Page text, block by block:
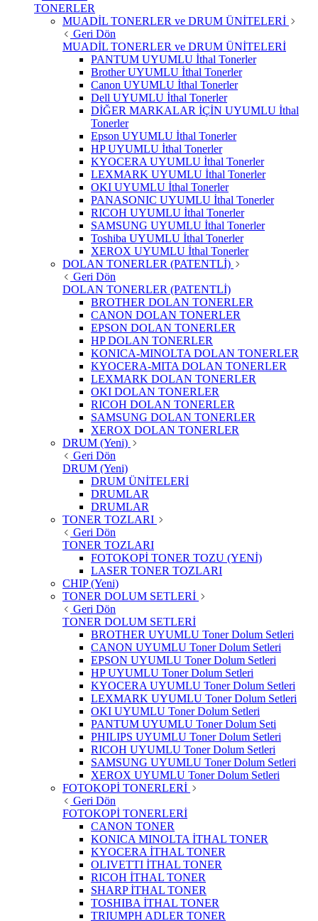
TONERLER
MUADİL TONERLER ve DRUM ÜNİTELERİ
Geri Dön
MUADİL TONERLER ve DRUM ÜNİTELERİ
PANTUM UYUMLU İthal Tonerler
Brother UYUMLU İthal Tonerler
Canon UYUMLU İthal Tonerler
Dell UYUMLU İthal Tonerler
DİĞER MARKALAR İÇİN UYUMLU İthal
Tonerler
Epson UYUMLU İthal Tonerler
HP UYUMLU İthal Tonerler
KYOCERA UYUMLU İthal Tonerler
LEXMARK UYUMLU İthal Tonerler
OKI UYUMLU İthal Tonerler
PANASONIC UYUMLU İthal Tonerler
RICOH UYUMLU İthal Tonerler
SAMSUNG UYUMLU İthal Tonerler
Toshiba UYUMLU İthal Tonerler
XEROX UYUMLU İthal Tonerler
DOLAN TONERLER (PATENTLİ)
Geri Dön
DOLAN TONERLER (PATENTLİ)
BROTHER DOLAN TONERLER
CANON DOLAN TONERLER
EPSON DOLAN TONERLER
HP DOLAN TONERLER
KONICA-MINOLTA DOLAN TONERLER
KYOCERA-MITA DOLAN TONERLER
LEXMARK DOLAN TONERLER
OKI DOLAN TONERLER
RICOH DOLAN TONERLER
SAMSUNG DOLAN TONERLER
XEROX DOLAN TONERLER
DRUM (Yeni)
Geri Dön
DRUM (Yeni)
DRUM ÜNİTELERİ
DRUMLAR
DRUMLAR
TONER TOZLARI
Geri Dön
TONER TOZLARI
FOTOKOPİ TONER TOZU (YENİ)
LASER TONER TOZLARI
CHIP (Yeni)
TONER DOLUM SETLERİ
Geri Dön
TONER DOLUM SETLERİ
BROTHER UYUMLU Toner Dolum Setleri
CANON UYUMLU Toner Dolum Setleri
EPSON UYUMLU Toner Dolum Setleri
HP UYUMLU Toner Dolum Setleri
KYOCERA UYUMLU Toner Dolum Setleri
LEXMARK UYUMLU Toner Dolum Setleri
OKI UYUMLU Toner Dolum Setleri
PANTUM UYUMLU Toner Dolum Seti
PHILIPS UYUMLU Toner Dolum Setleri
RICOH UYUMLU Toner Dolum Setleri
SAMSUNG UYUMLU Toner Dolum Setleri
XEROX UYUMLU Toner Dolum Setleri
FOTOKOPİ TONERLERİ
Geri Dön
FOTOKOPİ TONERLERİ
CANON TONER
KONICA MINOLTA İTHAL TONER
KYOCERA İTHAL TONER
OLIVETTI İTHAL TONER
RICOH İTHAL TONER
SHARP İTHAL TONER
TOSHIBA İTHAL TONER
TRIUMPH ADLER TONER